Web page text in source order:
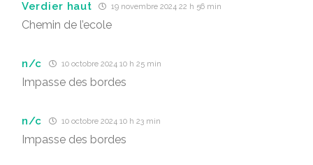
Verdier haut 19 novembre 2024 22 h 56 min
Chemin de l’ecole
n/c 10 octobre 2024 10 h 25 min
Impasse des bordes
n/c 10 octobre 2024 10 h 23 min
Impasse des bordes